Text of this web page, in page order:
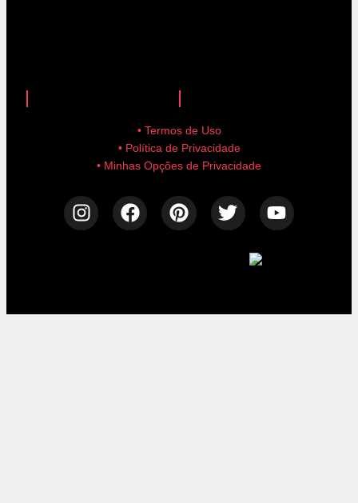
• Termos de Uso
• Política de Privacidade
• Minhas Opções de Privacidade